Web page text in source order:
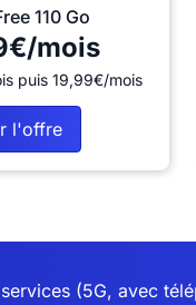
110 Go
mois
puis 19,99€/mois
l'offre
(5G, avec